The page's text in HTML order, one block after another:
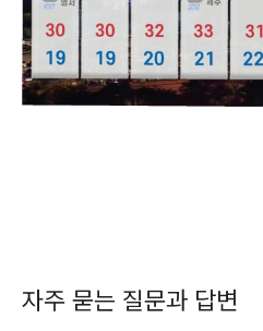
자주 묻는 질문과 답변